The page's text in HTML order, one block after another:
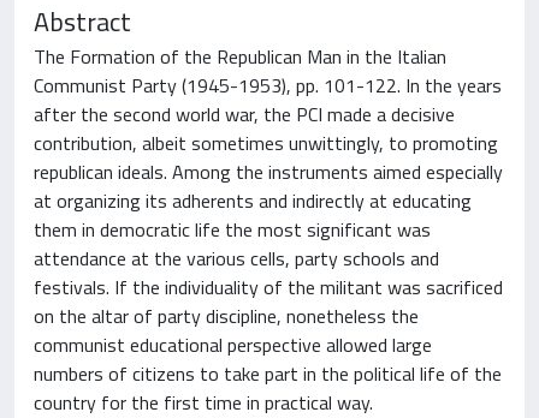
Abstract
The Formation of the Republican Man in the Italian
Communist Party (1945-1953), pp. 101-122. In the years
after the second world war, the PCI made a decisive
contribution, albeit sometimes unwittingly, to promoting
republican ideals. Among the instruments aimed especially
at organizing its adherents and indirectly at educating
them in democratic life the most significant was
attendance at the various cells, party schools and
festivals. If the individuality of the militant was sacrificed
on the altar of party discipline, nonetheless the
communist educational perspective allowed large
numbers of citizens to take part in the political life of the
country for the first time in practical way.